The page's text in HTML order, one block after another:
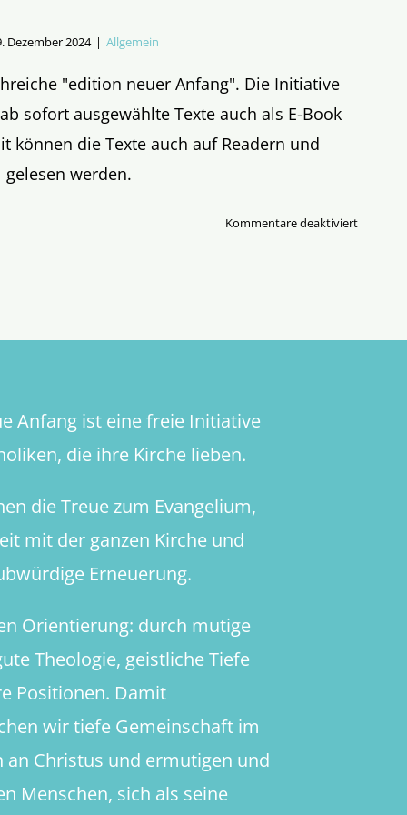
Dezember 2024 | Allgemein
"edition neuer Anfang". Die Initiative
sofort ausgewählte Texte auch als E-Book
können die Texte auch auf Readern und
werden.
Kommentare deaktiviertfür
Anfang ist eine freie Initiative
die ihre Kirche lieben.
die Treue zum Evangelium,
mit der ganzen Kirche und
Erneuerung.
Orientierung: durch mutige
Theologie, geistliche Tiefe
Positionen. Damit
wir tiefe Gemeinschaft im
an Christus und ermutigen und
Menschen, sich als seine